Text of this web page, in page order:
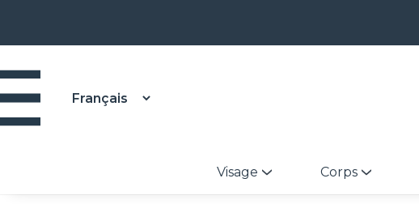
Visage Corps